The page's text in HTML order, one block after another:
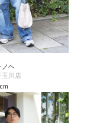
ノヘ
玉川店